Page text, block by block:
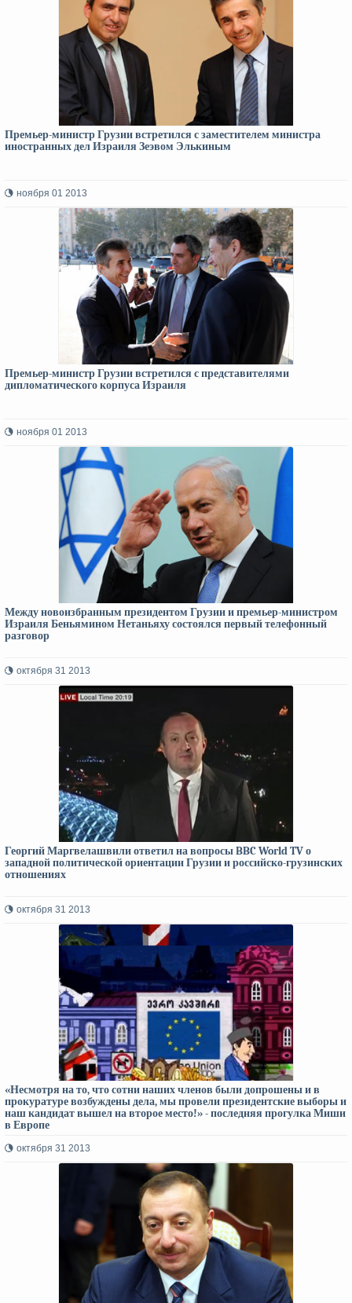
Премьер-министр Грузии встретился с заместителем министра
иностранных дел Израиля Зеэвом Элькиным
ноября 01 2013
Премьер-министр Грузии встретился с представителями
дипломатического корпуса Израиля
ноября 01 2013
Между новоизбранным президентом Грузии и премьер-министром
Израиля Беньямином Нетаньяху состоялся первый телефонный
разговор
октября 31 2013
Георгий Маргвелашвили ответил на вопросы BBC World TV о
западной политической ориентации Грузии и российско-грузинских
отношениях
октября 31 2013
«Несмотря на то, что сотни наших членов были допрошены и в
прокуратуре возбуждены дела, мы провели президентские выборы и
наш кандидат вышел на второе место!» - последняя прогулка Миши
в Европе
октября 31 2013